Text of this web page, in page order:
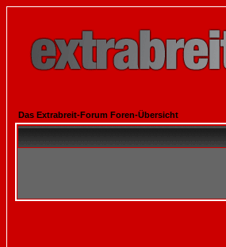
Das Extrabreit-Forum Foren-Übersicht